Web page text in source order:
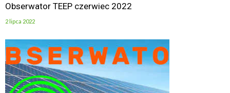
Obserwator TEEP czerwiec 2022
2 lipca 2022